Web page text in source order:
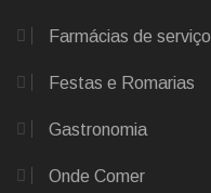
Farmácias de serviço
Festas e Romarias
Gastronomia
Onde Comer